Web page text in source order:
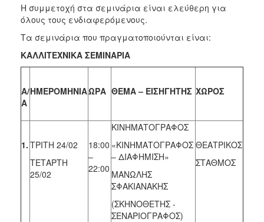
ΔΗΜΟΤΗΣ
ΕΠΙΣΚΕΠΤΗΣ
ΗΡΑΚΛΕΙΟ
Η συμμετοχή στα σεμινάρια είναι ελεύθερη για
όλους τους ενδιαφερόμενους.
Τα σεμινάρια που πραγματοποιούνται είναι:
ΚΑΛΛΙΤΕΧΝΙΚΑ ΣΕΜΙΝΑΡΙΑ
Α/
Α
ΗΜΕΡΟΜΗΝΙΑΩΡΑ ΘΕΜΑ – ΕΙΣΗΓΗΤΗΣ ΧΩΡΟΣ
1. ΤΡΙΤΗ 24/02
ΤΕΤΑΡΤΗ
25/02
18:00
–
22:00
ΚΙΝΗΜΑΤΟΓΡΑΦΟΣ
«ΚΙΝΗΜΑΤΟΓΡΑΦΟΣ
– ΔΙΑΦΗΜΙΣΗ»
ΜΑΝΩΛΗΣ
ΣΦΑΚΙΑΝΑΚΗΣ
(ΣΚΗΝΟΘΕΤΗΣ -
ΣΕΝΑΡΙΟΓΡΑΦΟΣ)
ΘΕΑΤΡΙΚΟΣ
ΣΤΑΘΜΟΣ